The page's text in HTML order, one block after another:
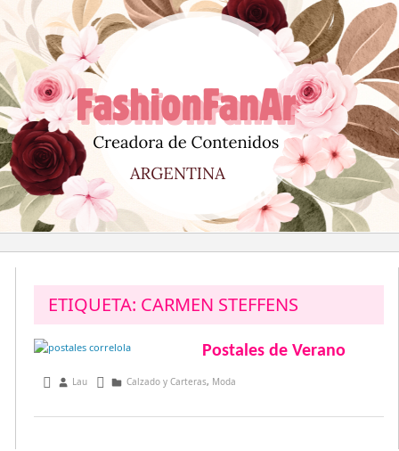
al
contenido
ETIQUETA: CARMEN STEFFENS
Postales de Verano
agosto 5, 2013
Lau Calzado y Carteras, Moda